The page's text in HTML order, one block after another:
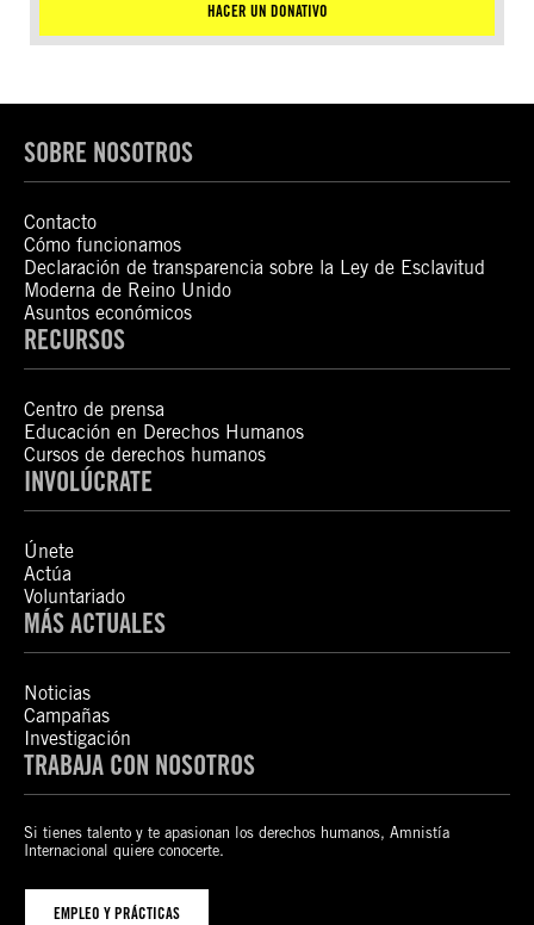
HACER UN DONATIVO
SOBRE NOSOTROS
Contacto
Cómo funcionamos
Declaración de transparencia sobre la Ley de Esclavitud
Moderna de Reino Unido
Asuntos económicos
RECURSOS
Centro de prensa
Educación en Derechos Humanos
Cursos de derechos humanos
INVOLÚCRATE
Únete
Actúa
Voluntariado
MÁS ACTUALES
Noticias
Campañas
Investigación
TRABAJA CON NOSOTROS
Si tienes talento y te apasionan los derechos humanos, Amnistía
Internacional quiere conocerte.
EMPLEO Y PRÁCTICAS